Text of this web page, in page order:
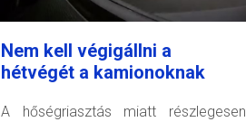
Nem kell végigállni a
hétvégét a kamionoknak
A hőségriasztás miatt részlegesen